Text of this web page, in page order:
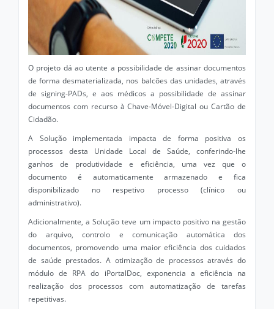
O projeto dá ao utente a possibilidade de assinar documentos
de forma desmaterializada, nos balcões das unidades, através
de signing-PADs, e aos médicos a possibilidade de assinar
documentos com recurso à Chave-Móvel-Digital ou Cartão de
Cidadão.
A Solução implementada impacta de forma positiva os
processos desta Unidade Local de Saúde, conferindo-lhe
ganhos de produtividade e eficiência, uma vez que o
documento é automaticamente armazenado e fica
disponibilizado no respetivo processo (clínico ou
administrativo).
Adicionalmente, a Solução teve um impacto positivo na gestão
do arquivo, controlo e comunicação automática dos
documentos, promovendo uma maior eficiência dos cuidados
de saúde prestados. A otimização de processos através do
módulo de RPA do iPortalDoc, exponencia a eficiência na
realização dos processos com automatização de tarefas
repetitivas.